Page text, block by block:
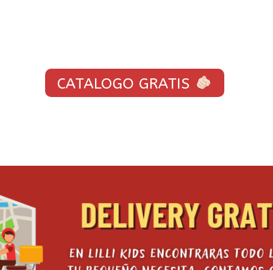
CATALOGO GRATIS